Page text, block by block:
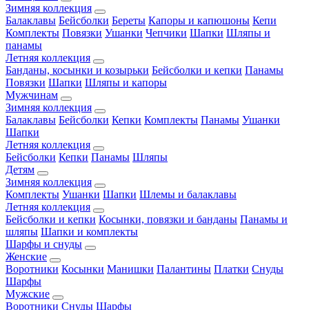
Зимняя коллекция
Балаклавы Бейсболки Береты Капоры и капюшоны Кепи
Комплекты Повязки Ушанки Чепчики Шапки Шляпы и
панамы
Летняя коллекция
Банданы, косынки и козырьки Бейсболки и кепки Панамы
Повязки Шапки Шляпы и капоры
Мужчинам
Зимняя коллекция
Балаклавы Бейсболки Кепки Комплекты Панамы Ушанки
Шапки
Летняя коллекция
Бейсболки Кепки Панамы Шляпы
Детям
Зимняя коллекция
Комплекты Ушанки Шапки Шлемы и балаклавы
Летняя коллекция
Бейсболки и кепки Косынки, повязки и банданы Панамы и
шляпы Шапки и комплекты
Шарфы и снуды
Женские
Воротники Косынки Манишки Палантины Платки Снуды
Шарфы
Мужские
Воротники Снуды Шарфы